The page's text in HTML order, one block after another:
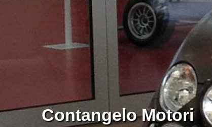
Contangelo Motori